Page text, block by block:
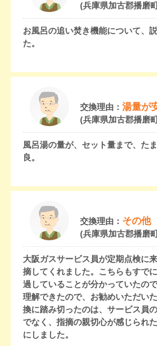
(兵庫県加古郡播磨
お風呂の追い焚き機能について、
た。
交換理由： 湯量が
(兵庫県加古郡播磨
風呂湯の量が、セット量まで、た
良。
交換理由： その他
(兵庫県加古郡播磨
大阪ガスサービス員が定期点検に
摘してくれました。こちらもすで
過していることが分かっていたの
理解できたので、お勧めいただい
換に踏み切ったのは、サービス員
でなく、指摘の親切心が感じられ
にしました。